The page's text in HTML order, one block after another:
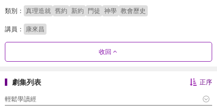
類別： 真理造就 舊約 新約 門徒 神學 教會歷史
講員： 康來昌
收回
劇集列表 正序
輕鬆學讀經